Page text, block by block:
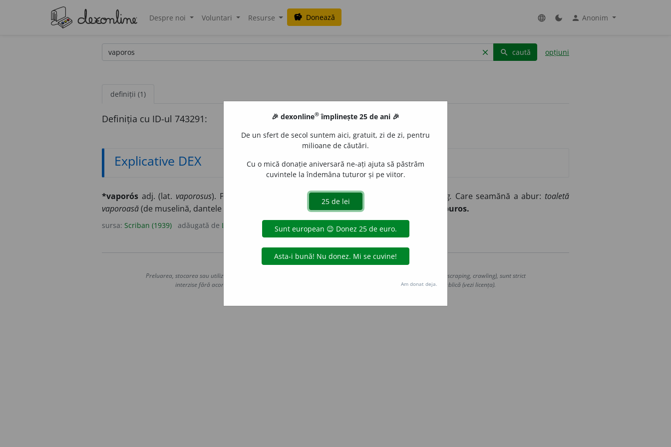
Despre noi Voluntari Resurse savings Donează language dark_mode person Anonim
clear search caută opțiuni
definiții (1)
Definiția cu ID-ul 743291:
Explicative DEX
*vaporós adj. (lat. vaporosus). Plin de vaporĭ, de abur (negură, nourĭ): aer, cer vaporos. Fig. Care seamănă a abur: toaletă
vaporoasă(de muselină, dantele ș. a.). Neguros, obscur:stil vaporos.Adv. aburos.
sursa: Scriban (1939) adăugată de LauraGellner acțiuni
Copyright © 2004-2026 dexonline (https://dexonline.ro)
Preluarea, stocarea sau utilizarea datelor de pe acest site, inclusiv prin orice metode de extragere automată (web scraping, crawling), sunt strict
interzise fără acordul nostru prealabil scris, cu excepția seturilor de date oferite oficial spre utilizare publică (vezi licența).
🎉 dexonline® împlinește 25 de ani 🎉
De un sfert de secol suntem aici, gratuit, zi de zi, pentru
milioane de căutări.
Cu o mică donație aniversară ne-ați ajuta să păstrăm
cuvintele la îndemâna tuturor și pe viitor.
Am donat deja.